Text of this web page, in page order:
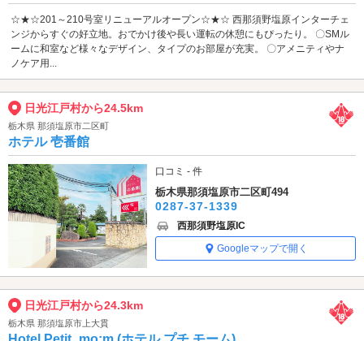
☆★☆201～210号室リニューアルオープン☆★☆ 西那須野塩原インターチェ
ンジからすぐの好立地。おでかけ後や長い運転の休憩にもぴったり。 〇SMル
ームに和室など様々なデザイン、タイプのお部屋が充実。 〇アメニティやナ
ノケア用...
日光江戸村から24.5km
栃木県 那須塩原市二区町
ホテル 壱番館
口コミ - 件
栃木県那須塩原市二区町494
0287-37-1339
西那須野塩原IC
Googleマップで開く
日光江戸村から24.3km
栃木県 那須塩原市上大貫